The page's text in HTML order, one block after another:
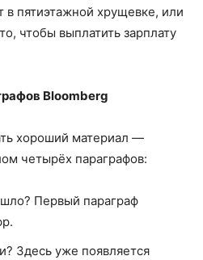
пятиэтажной хрущевке, или
чтобы выплатить зарплату
Bloomberg
хороший материал —
четырёх параграфов:
Первый параграф
Здесь уже появляется